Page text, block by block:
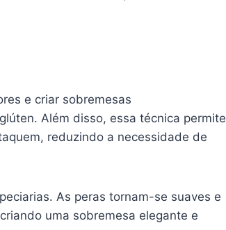
e criar sobremesas
Além disso, essa técnica permite
reduzindo a necessidade de
As peras tornam-se suaves e
uma sobremesa elegante e